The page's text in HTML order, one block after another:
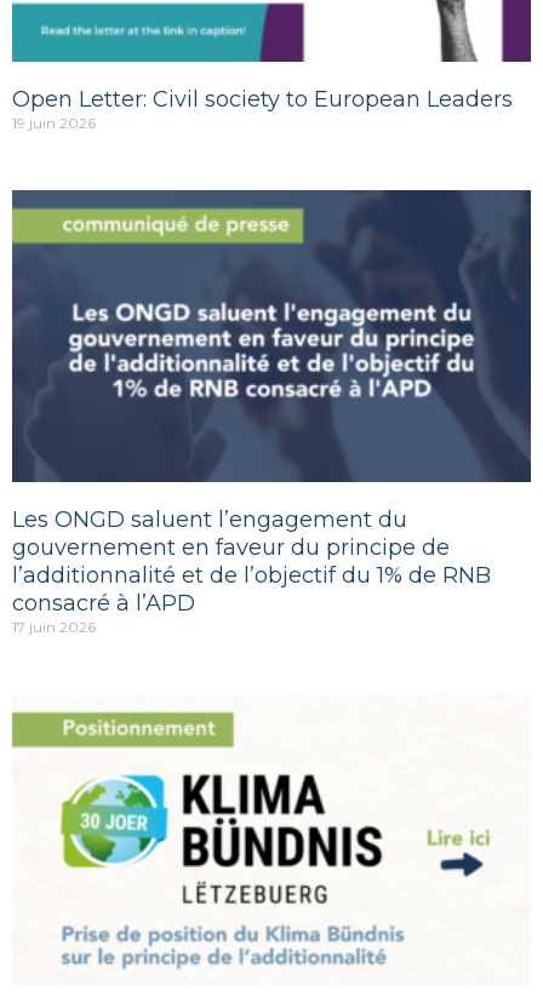
Open Letter: Civil society to European Leaders
19 juin 2026
Les ONGD saluent l’engagement du
gouvernement en faveur du principe de
l’additionnalité et de l’objectif du 1% de RNB
consacré à l’APD
17 juin 2026